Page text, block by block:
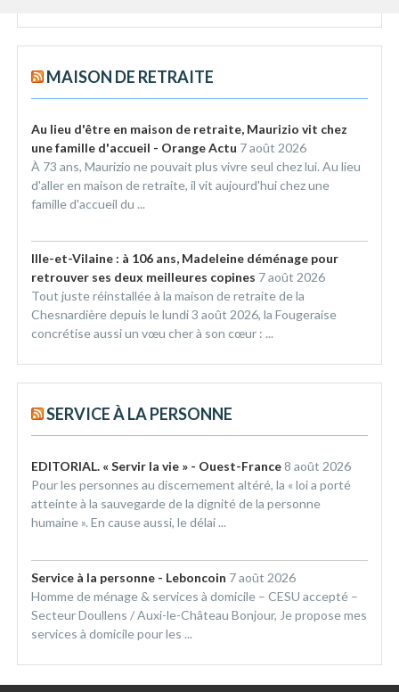
MAISON DE RETRAITE
Au lieu d'être en maison de retraite, Maurizio vit chez
une famille d'accueil - Orange Actu 7 août 2026
À 73 ans, Maurizio ne pouvait plus vivre seul chez lui. Au lieu
d'aller en maison de retraite, il vit aujourd'hui chez une
famille d'accueil du ...
Ille-et-Vilaine : à 106 ans, Madeleine déménage pour
retrouver ses deux meilleures copines 7 août 2026
Tout juste réinstallée à la maison de retraite de la
Chesnardière depuis le lundi 3 août 2026, la Fougeraise
concrétise aussi un vœu cher à son cœur : ...
SERVICE À LA PERSONNE
EDITORIAL. « Servir la vie » - Ouest-France 8 août 2026
Pour les personnes au discernement altéré, la « loi a porté
atteinte à la sauvegarde de la dignité de la personne
humaine ». En cause aussi, le délai ...
Service à la personne - Leboncoin 7 août 2026
Homme de ménage & services à domicile – CESU accepté –
Secteur Doullens / Auxi-le-Château Bonjour, Je propose mes
services à domicile pour les ...